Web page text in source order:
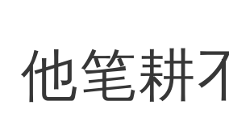
他笔耕